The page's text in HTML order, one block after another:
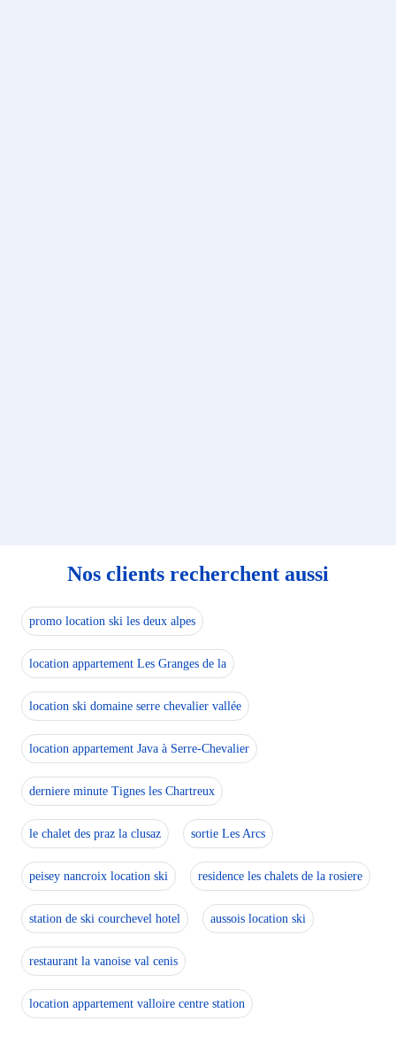
Nos clients recherchent aussi
promo location ski les deux alpes
location appartement Les Granges de la
location ski domaine serre chevalier vallée
location appartement Java à Serre-Chevalier
derniere minute Tignes les Chartreux
le chalet des praz la clusaz sortie Les Arcs
peisey nancroix location ski residence les chalets de la rosiere
station de ski courchevel hotel aussois location ski
restaurant la vanoise val cenis
location appartement valloire centre station